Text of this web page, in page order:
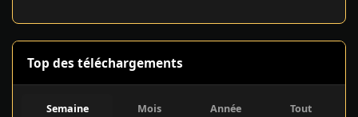
Top des téléchargements
Semaine Mois Année Tout